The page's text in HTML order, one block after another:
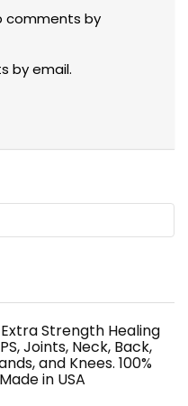
comments by
by email.
Strength Healing
Joints, Neck, Back,
and Knees. 100%
in USA